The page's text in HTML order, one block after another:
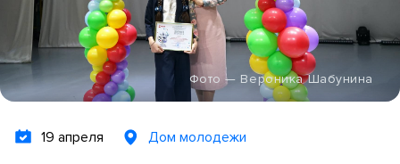
Фото — Вероника Шабунина
19 апреля Дом молодежи